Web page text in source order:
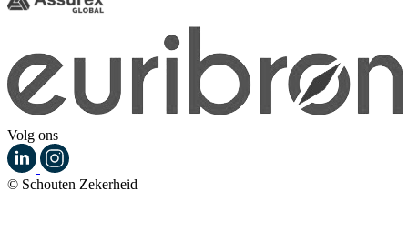
Volg ons
© Schouten Zekerheid